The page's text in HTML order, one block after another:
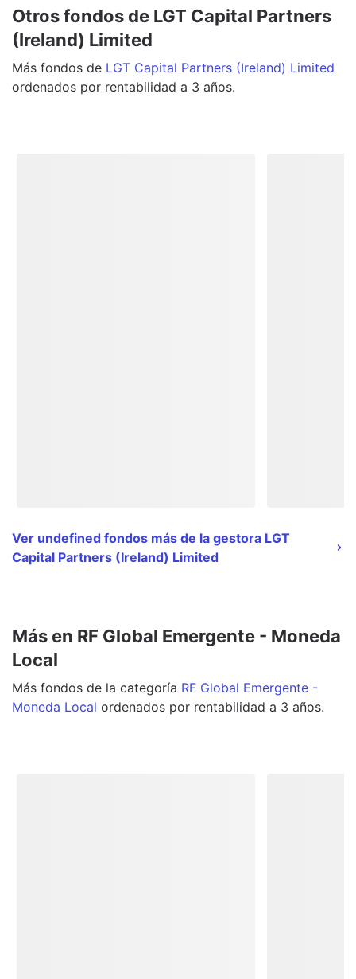
Otros fondos de LGT Capital Partners
(Ireland) Limited
Más fondos de LGT Capital Partners (Ireland) Limited
ordenados por rentabilidad a 3 años.
Ver undefined fondos más de la gestora LGT
Capital Partners (Ireland) Limited
Más en RF Global Emergente - Moneda
Local
Más fondos de la categoría RF Global Emergente -
Moneda Local ordenados por rentabilidad a 3 años.